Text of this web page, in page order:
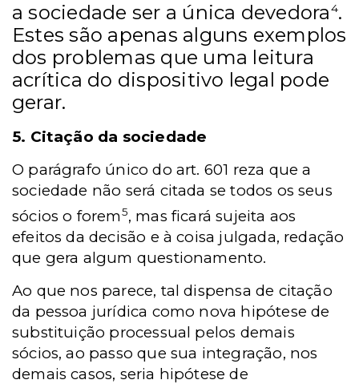
a sociedade ser a única devedora4.
Estes são apenas alguns exemplos
dos problemas que uma leitura
acrítica do dispositivo legal pode
gerar.
5. Citação da sociedade
O parágrafo único do art. 601 reza que a
sociedade não será citada se todos os seus
sócios o forem5, mas ficará sujeita aos
efeitos da decisão e à coisa julgada, redação
que gera algum questionamento.
Ao que nos parece, tal dispensa de citação
da pessoa jurídica como nova hipótese de
substituição processual pelos demais
sócios, ao passo que sua integração, nos
demais casos, seria hipótese de